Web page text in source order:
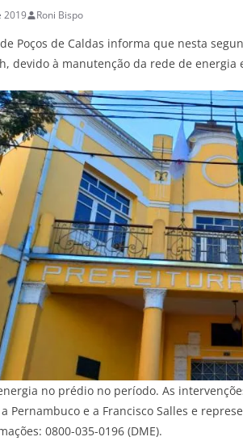
2019 Roni Bispo
Poços de Caldas informa que nesta
devido à manutenção da rede de
no prédio no período. As
Pernambuco e a Francisco Salles e
0800-035-0196 (DME).